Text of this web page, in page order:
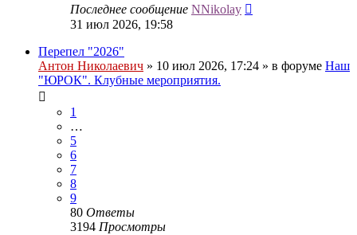
Последнее сообщение NNikolay
31 июл 2026, 19:58
Перепел "2026"
Антон Николаевич » 10 июл 2026, 17:24 » в форуме Наш
"ЮРОК". Клубные мероприятия.
1
…
5
6
7
8
9
80 Ответы
3194 Просмотры